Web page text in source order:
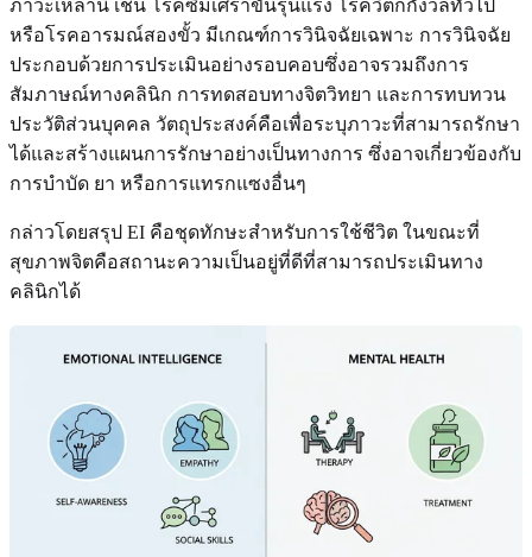
ภาวะเหล่านี้ เช่น โรคซึมเศร้าขั้นรุนแรง โรควิตกกังวลทั่วไป
หรือโรคอารมณ์สองขั้ว มีเกณฑ์การวินิจฉัยเฉพาะ การวินิจฉัย
ประกอบด้วยการประเมินอย่างรอบคอบซึ่งอาจรวมถึงการ
สัมภาษณ์ทางคลินิก การทดสอบทางจิตวิทยา และการทบทวน
ประวัติส่วนบุคคล วัตถุประสงค์คือเพื่อระบุภาวะที่สามารถรักษา
ได้และสร้างแผนการรักษาอย่างเป็นทางการ ซึ่งอาจเกี่ยวข้องกับ
การบำบัด ยา หรือการแทรกแซงอื่นๆ
กล่าวโดยสรุป EI คือชุดทักษะสำหรับการใช้ชีวิต ในขณะที่
สุขภาพจิตคือสถานะความเป็นอยู่ที่ดีที่สามารถประเมินทาง
คลินิกได้